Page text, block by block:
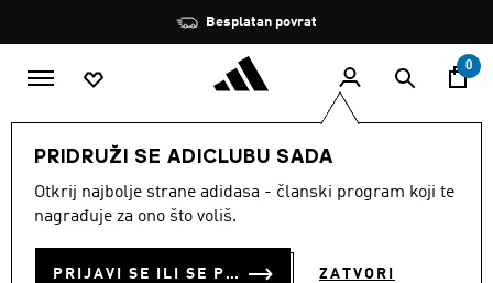
Zaustavi
rotaciju
Besplatan povrat
0
PRIDRUŽI SE ADICLUBU SADA
Otkrij najbolje strane adidasa - članski program koji te
nagrađuje za ono što voliš.
PRIJAVI SE ILI SE PRIDRUŽI SADA ZATVORI
MUŠKARCI Sportovi Planinarenje
CRNA·DODACI